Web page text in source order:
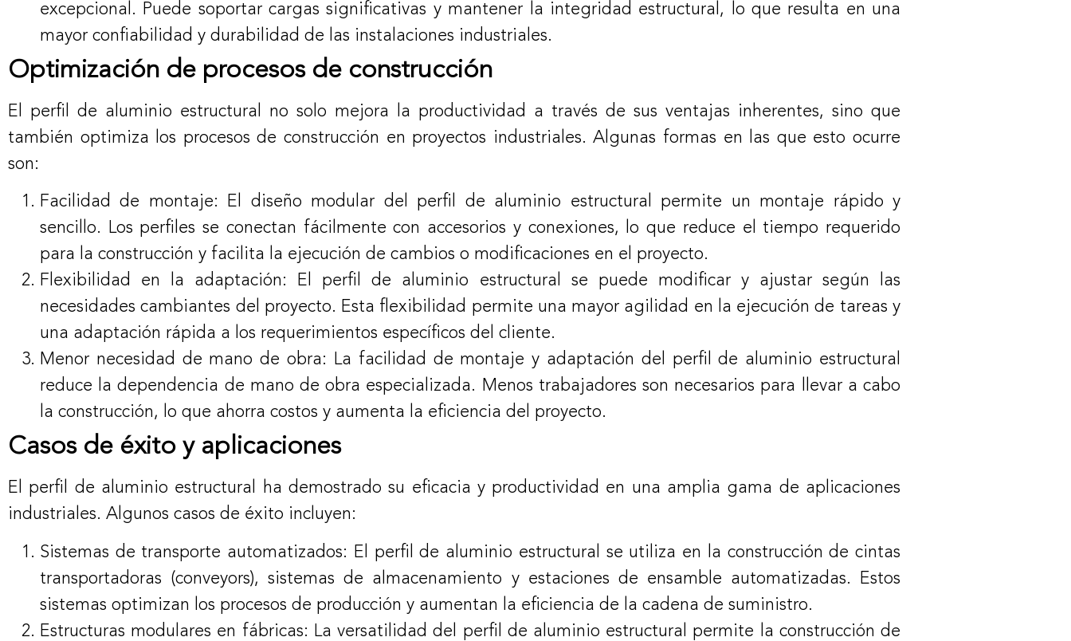
excepcional. Puede soportar cargas significativas y mantener la integridad estructural, lo que resulta en una
mayor confiabilidad y durabilidad de las instalaciones industriales.
Optimización de procesos de construcción
El perfil de aluminio estructural no solo mejora la productividad a través de sus ventajas inherentes, sino que
también optimiza los procesos de construcción en proyectos industriales. Algunas formas en las que esto ocurre
son:
Facilidad de montaje: El diseño modular del perfil de aluminio estructural permite un montaje rápido y
sencillo. Los perfiles se conectan fácilmente con accesorios y conexiones, lo que reduce el tiempo requerido
para la construcción y facilita la ejecución de cambios o modificaciones en el proyecto.
Flexibilidad en la adaptación: El perfil de aluminio estructural se puede modificar y ajustar según las
necesidades cambiantes del proyecto. Esta flexibilidad permite una mayor agilidad en la ejecución de tareas y
una adaptación rápida a los requerimientos específicos del cliente.
Menor necesidad de mano de obra: La facilidad de montaje y adaptación del perfil de aluminio estructural
reduce la dependencia de mano de obra especializada. Menos trabajadores son necesarios para llevar a cabo
la construcción, lo que ahorra costos y aumenta la eficiencia del proyecto.
Casos de éxito y aplicaciones
El perfil de aluminio estructural ha demostrado su eficacia y productividad en una amplia gama de aplicaciones
industriales. Algunos casos de éxito incluyen:
Sistemas de transporte automatizados: El perfil de aluminio estructural se utiliza en la construcción de cintas
transportadoras (conveyors), sistemas de almacenamiento y estaciones de ensamble automatizadas. Estos
sistemas optimizan los procesos de producción y aumentan la eficiencia de la cadena de suministro.
Estructuras modulares en fábricas: La versatilidad del perfil de aluminio estructural permite la construcción de